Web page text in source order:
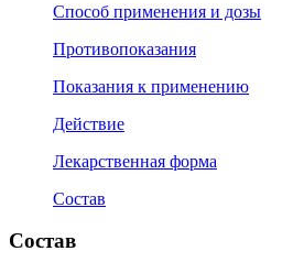
Способ применения и дозы
Противопоказания
Показания к применению
Действие
Лекарственная форма
Состав
Состав